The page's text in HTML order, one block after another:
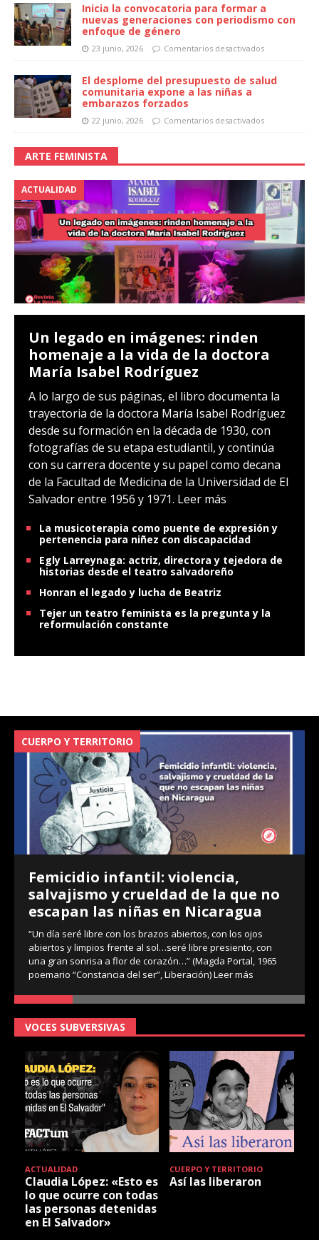
Inicia la convocatoria para formar a
nuevas generaciones con periodismo con
enfoque de género
23 junio, 2026 Comentarios desactivados
El desplome del presupuesto de salud
comunitaria expone a las niñas a
embarazos forzados
22 junio, 2026 Comentarios desactivados
ARTE FEMINISTA
ACTUALIDAD
Un legado en imágenes: rinden
homenaje a la vida de la doctora
María Isabel Rodríguez
A lo largo de sus páginas, el libro documenta la
trayectoria de la doctora María Isabel Rodríguez
desde su formación en la década de 1930, con
fotografías de su etapa estudiantil, y continúa
con su carrera docente y su papel como decana
de la Facultad de Medicina de la Universidad de El
Salvador entre 1956 y 1971. Leer más
La musicoterapia como puente de expresión y
pertenencia para niñez con discapacidad
Egly Larreynaga: actriz, directora y tejedora de
historias desde el teatro salvadoreño
Honran el legado y lucha de Beatriz
Tejer un teatro feminista es la pregunta y la
reformulación constante
CUERPO Y TERRITORIO
Femicidio infantil: violencia,
salvajismo y crueldad de la que no
escapan las niñas en Nicaragua
“Un día seré libre con los brazos abiertos, con los ojos
abiertos y limpios frente al sol…seré libre presiento, con
una gran sonrisa a flor de corazón…” (Magda Portal, 1965
poemario “Constancia del ser”, Liberación)Leer más
VOCES SUBVERSIVAS
ACTUALIDAD
Claudia López: «Esto es
lo que ocurre con todas
las personas detenidas
en El Salvador»
CUERPO Y TERRITORIO
Así las liberaron